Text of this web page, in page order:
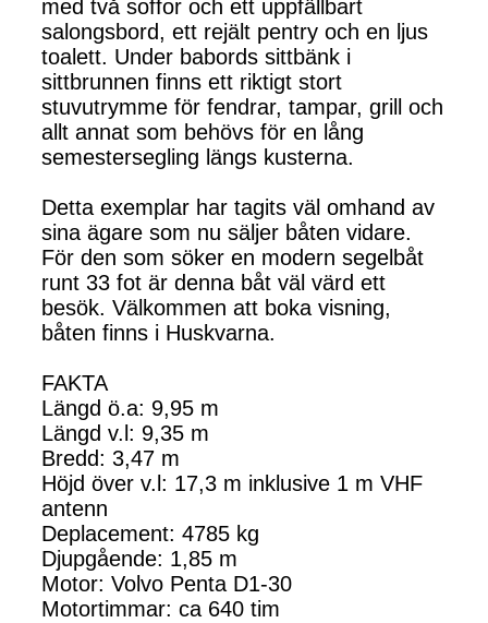
med två soffor och ett uppfällbart
salongsbord, ett rejält pentry och en ljus
toalett. Under babords sittbänk i
sittbrunnen finns ett riktigt stort
stuvutrymme för fendrar, tampar, grill och
allt annat som behövs för en lång
semestersegling längs kusterna.
Detta exemplar har tagits väl omhand av
sina ägare som nu säljer båten vidare.
För den som söker en modern segelbåt
runt 33 fot är denna båt väl värd ett
besök. Välkommen att boka visning,
båten finns i Huskvarna.
FAKTA
Längd ö.a: 9,95 m
Längd v.l: 9,35 m
Bredd: 3,47 m
Höjd över v.l: 17,3 m inklusive 1 m VHF
antenn
Deplacement: 4785 kg
Djupgående: 1,85 m
Motor: Volvo Penta D1-30
Motortimmar: ca 640 tim